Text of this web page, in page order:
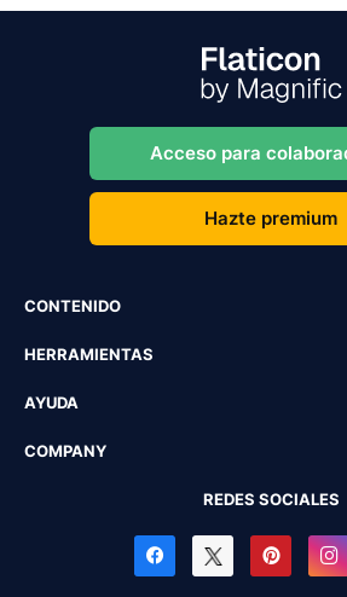
Acceso para
Hazte premium
CONTENIDO
HERRAMIENTAS
AYUDA
COMPANY
REDES SOCIALES